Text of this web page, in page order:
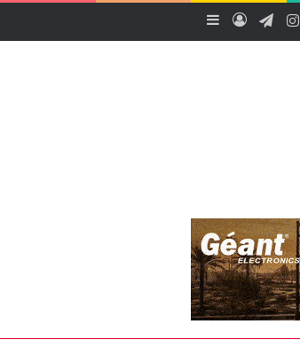
‫YouTubeانستقرامتيلقرامتسجيل الدخول